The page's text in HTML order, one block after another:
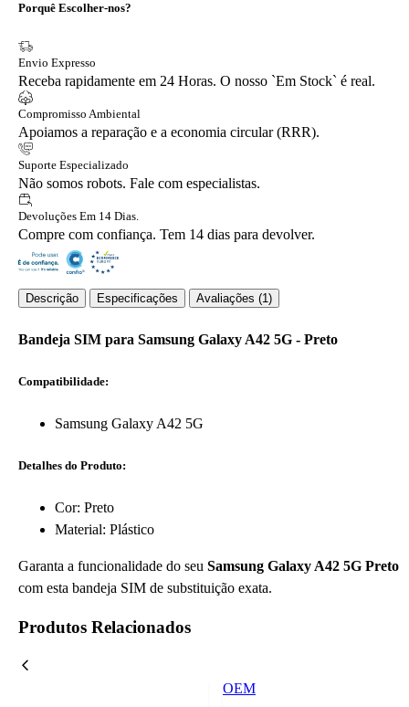
Porquê Escolher-nos?
Envio Expresso
Receba rapidamente em 24 Horas. O nosso `Em Stock` é real.
Compromisso Ambiental
Apoiamos a reparação e a economia circular (RRR).
Suporte Especializado
Não somos robots. Fale com especialistas.
Devoluções Em 14 Dias.
Compre com confiança. Tem 14 dias para devolver.
Descrição Especificações Avaliações (1)
Bandeja SIM para Samsung Galaxy A42 5G - Preto
Compatibilidade:
Samsung Galaxy A42 5G
Detalhes do Produto:
Cor: Preto
Material: Plástico
Garanta a funcionalidade do seu Samsung Galaxy A42 5G Preto
com esta bandeja SIM de substituição exata.
Produtos Relacionados
OEM